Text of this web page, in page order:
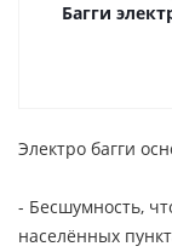
Багги
Электро багги
- Бесшумность,
населённых